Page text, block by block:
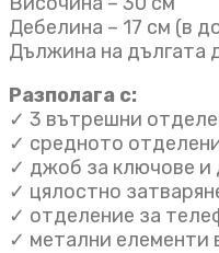
Дебелина – 17 см (в
Дължина на дългата
Разполага с:
✓ 3 вътрешни
✓ средното
✓ джоб за ключове и
✓ цялостно
✓ отделение за
✓ метални елементи